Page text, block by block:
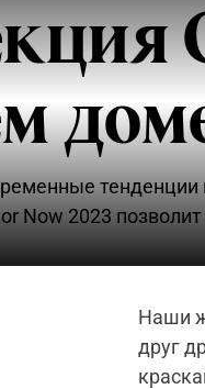
Now 2023
Наши
друг